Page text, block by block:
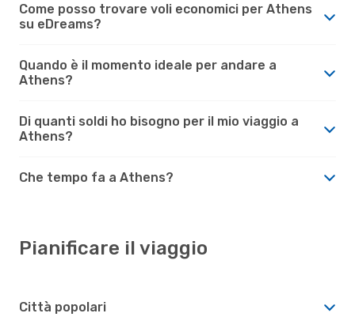
Come posso trovare voli economici per Athens
su eDreams?
Quando è il momento ideale per andare a
Athens?
Di quanti soldi ho bisogno per il mio viaggio a
Athens?
Che tempo fa a Athens?
Pianificare il viaggio
Città popolari